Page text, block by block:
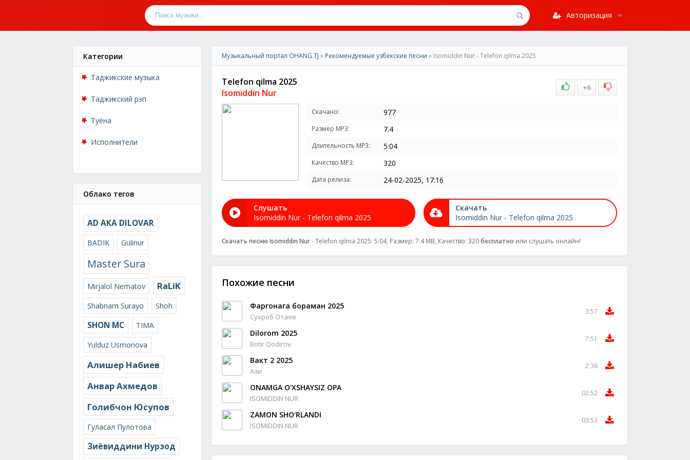
Авторизация
Категории
Таджикские музыка
Таджикский рэп
Туёна
Исполнители
Облако тегов
AD AKA DILOVAR
BADIK Gulinur
Master Sura
Mirjalol Nematov RaLiK
Shabnam Surayo Shoh
SHON MC
TIMA
Yulduz Usmonova
Алишер Набиев
Анвар Ахмедов
Голибчон Юсупов
Гуласал Пулотова
Зиёвиддини Нурзод
Музыкальный портал OHANG.TJ » Рекомендуемые узбекские песни » Isomiddin Nur - Telefon qilma 2025
Telefon qilma 2025
Isomiddin Nur
+6
Скачано: 977
Размер MP3: 7.4
Длительность MP3: 5:04
Качество MP3: 320
Дата релиза: 24-02-2025, 17:16
Слушать
Isomiddin Nur - Telefon qilma 2025
Скачать
Isomiddin Nur - Telefon qilma 2025
Скачать песню Isomiddin Nur- Telefon qilma 2025: 5:04, Размер: 7.4 MB, Качество: 320бесплатно или слушать онлайн!
Похожие песни
Фаргонага бораман 2025
Сухроб Отаев
3:57
Dilorom 2025
Botir Qodirov
7:51
Вакт 2 2025
Али
2:36
ONAMGA O'XSHAYSIZ OPA
ISOMIDDIN NUR
02:52
ZAMON SHO'RLANDI
ISOMIDDIN NUR
03:53